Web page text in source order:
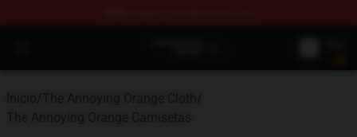
The Annoying Orange Shop - Official The Annoying